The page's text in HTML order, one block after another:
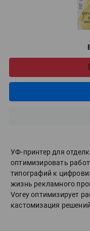
УФ-принтер для
оптимизировать
типографий к
жизнь рекламного
Vorey оптимизирует
кастомизация